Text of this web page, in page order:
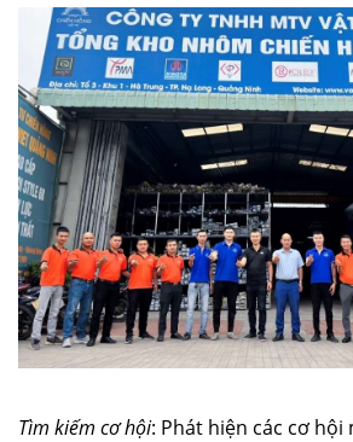
Tìm kiếm cơ hội: Phát hiện các cơ